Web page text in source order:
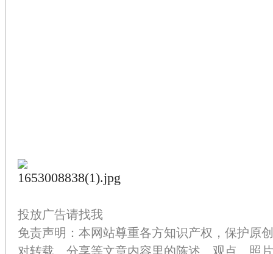
投放广告请找我
免责声明：本网站尊重各方知识产权，保护原
对转载、分享等文章内容里的陈述、观点、照